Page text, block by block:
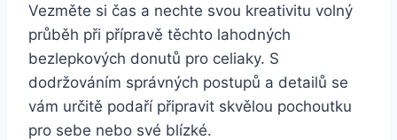
Vezměte si čas a nechte svou kreativitu volný
průběh při přípravě těchto lahodných
bezlepkových donutů pro celiaky. S
dodržováním správných postupů a detailů se
vám určitě podaří připravit skvělou pochoutku
pro sebe nebo své blízké.